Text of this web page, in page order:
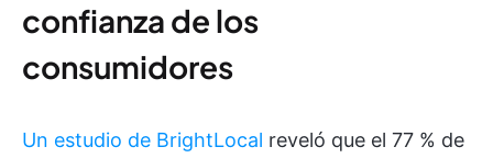
confianza de los
consumidores
Un estudio de BrightLocal reveló que el 77 % de